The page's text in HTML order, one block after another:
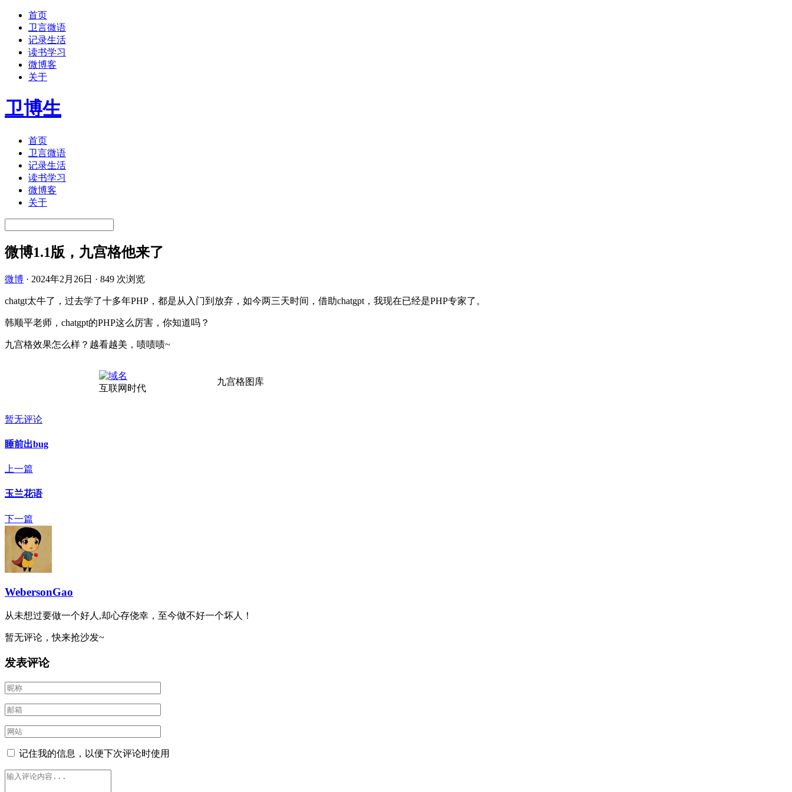
首页
卫言微语
记录生活
读书学习
微博客
关于
卫博生
首页
卫言微语
记录生活
读书学习
微博客
关于
微博1.1版，九宫格他来了
微博 · 2024年2月26日 · 849 次浏览
chatgt太牛了，过去学了十多年PHP，都是从入门到放弃，如今两三天时间，借助chatgpt，我现在已经是PHP专家了。
韩顺平老师，chatgpt的PHP这么厉害，你知道吗？
九宫格效果怎么样？越看越美，啧啧啧~
互联网时代
九宫格图库
暂无评论
睡前出bug
上一篇
玉兰花语
下一篇
WebersonGao
从未想过要做一个好人,却心存侥幸，至今做不好一个坏人！
暂无评论，快来抢沙发~
发表评论
记住我的信息，以便下次评论时使用